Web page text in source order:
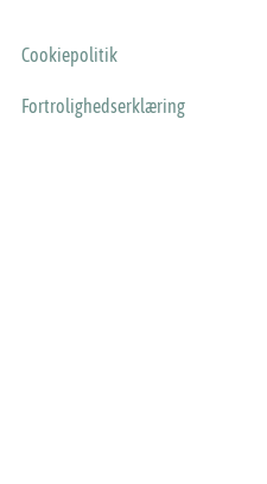
Cookiepolitik
Fortrolighedserklæring